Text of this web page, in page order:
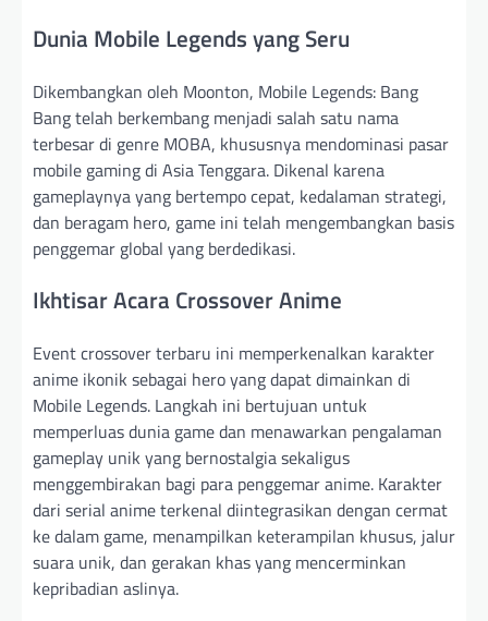
Dunia Mobile Legends yang Seru
Dikembangkan oleh Moonton, Mobile Legends: Bang
Bang telah berkembang menjadi salah satu nama
terbesar di genre MOBA, khususnya mendominasi pasar
mobile gaming di Asia Tenggara. Dikenal karena
gameplaynya yang bertempo cepat, kedalaman strategi,
dan beragam hero, game ini telah mengembangkan basis
penggemar global yang berdedikasi.
Ikhtisar Acara Crossover Anime
Event crossover terbaru ini memperkenalkan karakter
anime ikonik sebagai hero yang dapat dimainkan di
Mobile Legends. Langkah ini bertujuan untuk
memperluas dunia game dan menawarkan pengalaman
gameplay unik yang bernostalgia sekaligus
menggembirakan bagi para penggemar anime. Karakter
dari serial anime terkenal diintegrasikan dengan cermat
ke dalam game, menampilkan keterampilan khusus, jalur
suara unik, dan gerakan khas yang mencerminkan
kepribadian aslinya.